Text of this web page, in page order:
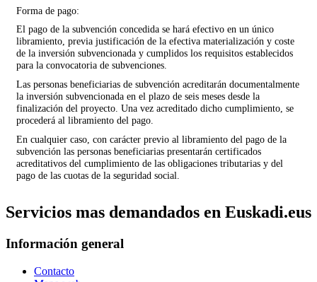
Forma de pago:
El pago de la subvención concedida se hará efectivo en un único
libramiento, previa justificación de la efectiva materialización y coste
de la inversión subvencionada y cumplidos los requisitos establecidos
para la convocatoria de subvenciones.
Las personas beneficiarias de subvención acreditarán documentalmente
la inversión subvencionada en el plazo de seis meses desde la
finalización del proyecto. Una vez acreditado dicho cumplimiento, se
procederá al libramiento del pago.
En cualquier caso, con carácter previo al libramiento del pago de la
subvención las personas beneficiarias presentarán certificados
acreditativos del cumplimiento de las obligaciones tributarias y del
pago de las cuotas de la seguridad social.
Servicios mas demandados en Euskadi.eus
Información general
Contacto